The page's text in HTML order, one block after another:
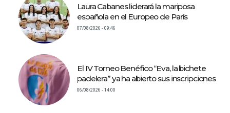
Laura Cabanes liderará la mariposa
española en el Europeo de París
07/08/2026 - 09:46
El IV Torneo Benéfico “Eva, la bichete
padelera” ya ha abierto sus inscripciones
06/08/2026 - 14:00